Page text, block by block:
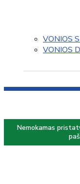
VONIOS
VONIOS
Nemokamas